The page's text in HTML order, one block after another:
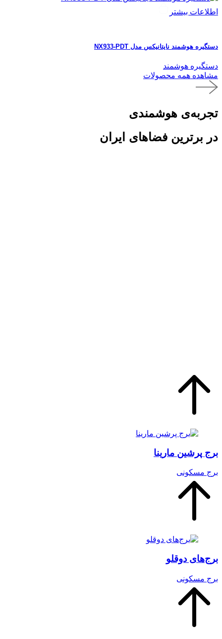
اطلاعات بیشتر
دستگیره هوشمند نایتانیکس مدل NX933-PDT
دستگیره هوشمند
مشاهده همه محصولات
تجربه‌ی هوشمندی
در برترین فضاهای ایران
برج پرشین مارینا
برج‌ مسکونی
برج‌های دوقلو
برج‌ مسکونی